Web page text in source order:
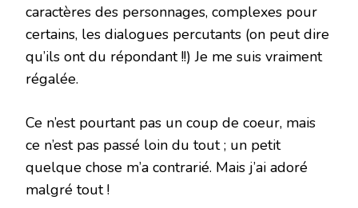
caractères des personnages, complexes pour
certains, les dialogues percutants (on peut dire
qu’ils ont du répondant !!) Je me suis vraiment
régalée.
Ce n’est pourtant pas un coup de coeur, mais
ce n’est pas passé loin du tout ; un petit
quelque chose m’a contrarié. Mais j’ai adoré
malgré tout !